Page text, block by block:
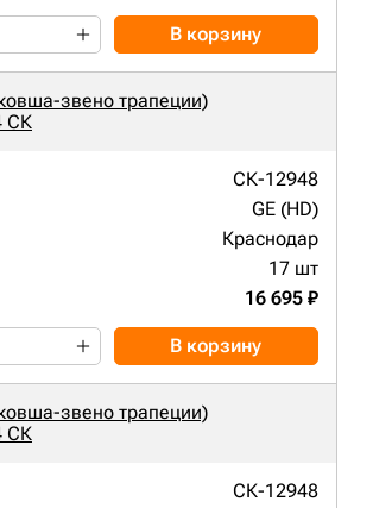
В корзину
звено трапеции)
СК
СК-12948
GE (HD)
Краснодар
17 шт
16 695 ₽
В корзину
звено трапеции)
СК
СК-12948